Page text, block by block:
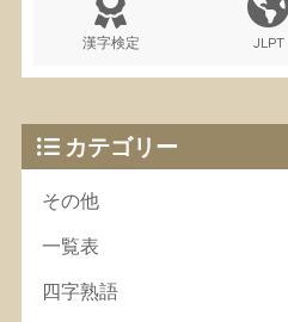
漢字検定 JLPT
カテゴリー
その他
一覧表
四字熟語